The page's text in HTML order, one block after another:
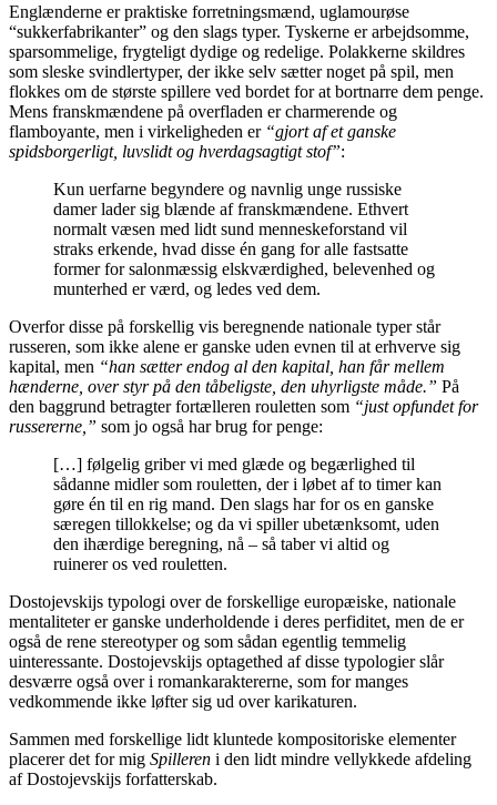
Englænderne er praktiske forretningsmænd, uglamourøse
“sukkerfabrikanter” og den slags typer. Tyskerne er arbejdsomme,
sparsommelige, frygteligt dydige og redelige. Polakkerne skildres
som sleske svindlertyper, der ikke selv sætter noget på spil, men
flokkes om de største spillere ved bordet for at bortnarre dem penge.
Mens franskmændene på overfladen er charmerende og
flamboyante, men i virkeligheden er “gjort af et ganske
spidsborgerligt, luvslidt og hverdagsagtigt stof”:
Kun uerfarne begyndere og navnlig unge russiske
damer lader sig blænde af franskmændene. Ethvert
normalt væsen med lidt sund menneskeforstand vil
straks erkende, hvad disse én gang for alle fastsatte
former for salonmæssig elskværdighed, belevenhed og
munterhed er værd, og ledes ved dem.
Overfor disse på forskellig vis beregnende nationale typer står
russeren, som ikke alene er ganske uden evnen til at erhverve sig
kapital, men “han sætter endog al den kapital, han får mellem
hænderne, over styr på den tåbeligste, den uhyrligste måde.” På
den baggrund betragter fortælleren rouletten som “just opfundet for
russererne,” som jo også har brug for penge:
[…] følgelig griber vi med glæde og begærlighed til
sådanne midler som rouletten, der i løbet af to timer kan
gøre én til en rig mand. Den slags har for os en ganske
særegen tillokkelse; og da vi spiller ubetænksomt, uden
den ihærdige beregning, nå – så taber vi altid og
ruinerer os ved rouletten.
Dostojevskijs typologi over de forskellige europæiske, nationale
mentaliteter er ganske underholdende i deres perfiditet, men de er
også de rene stereotyper og som sådan egentlig temmelig
uinteressante. Dostojevskijs optagethed af disse typologier slår
desværre også over i romankaraktererne, som for manges
vedkommende ikke løfter sig ud over karikaturen.
Sammen med forskellige lidt kluntede kompositoriske elementer
placerer det for mig Spilleren i den lidt mindre vellykkede afdeling
af Dostojevskijs forfatterskab.